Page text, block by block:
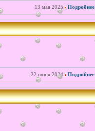
13 мая 2025 Подробнее
22 июня 2024 Подробнее